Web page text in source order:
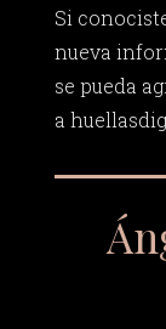
Si
nueva
se pueda
a